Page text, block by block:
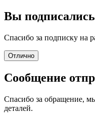
Вы подписались
Спасибо за подписку на
Отлично
Сообщение
Спасибо за обращение,
деталей.